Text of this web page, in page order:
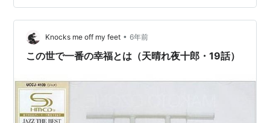
00:52 テレビ東京 02/7～ 日曜劇場 天国と地獄～サイコ
な2人～ 21:00～ TBS CS＆BS 2/1 捜査検事 近松茂道１
（グズ茂検事の犯罪捜査） 19:45～21:30 CS305 チャン
ネル銀…
Knocks me off my feet • 6年前
この世で一番の幸福とは（天晴れ夜十郎・19話）